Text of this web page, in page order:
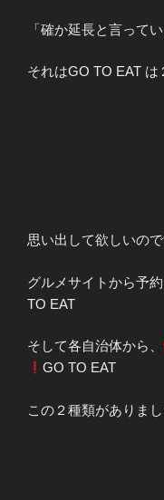
「確か延長と言って
それはGO TO EAT は
思い出して欲しいの
グルメサイトから予約
TO EAT
そして各自治体から、
GO TO EAT
この２種類がありまし